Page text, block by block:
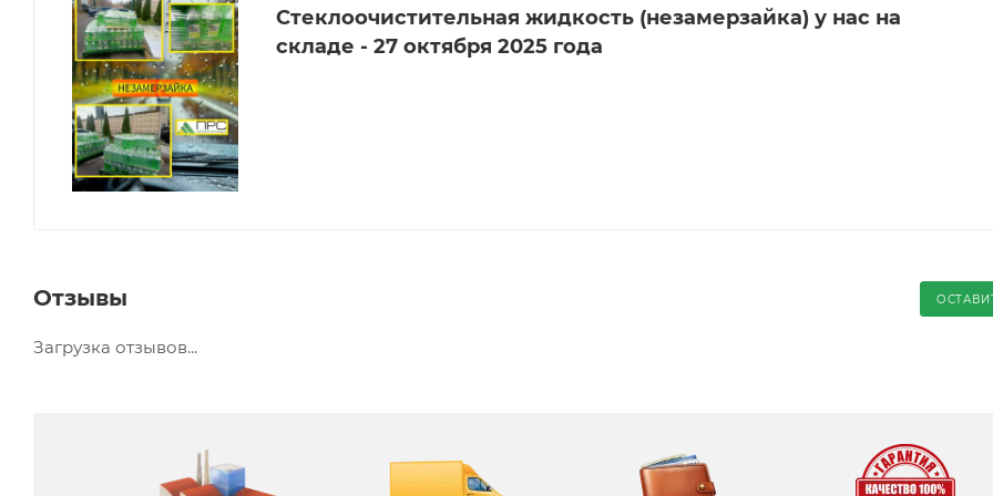
Стеклоочистительная жидкость (незамерзайка) у нас на
складе - 27 октября 2025 года
Отзывы
Загрузка отзывов...